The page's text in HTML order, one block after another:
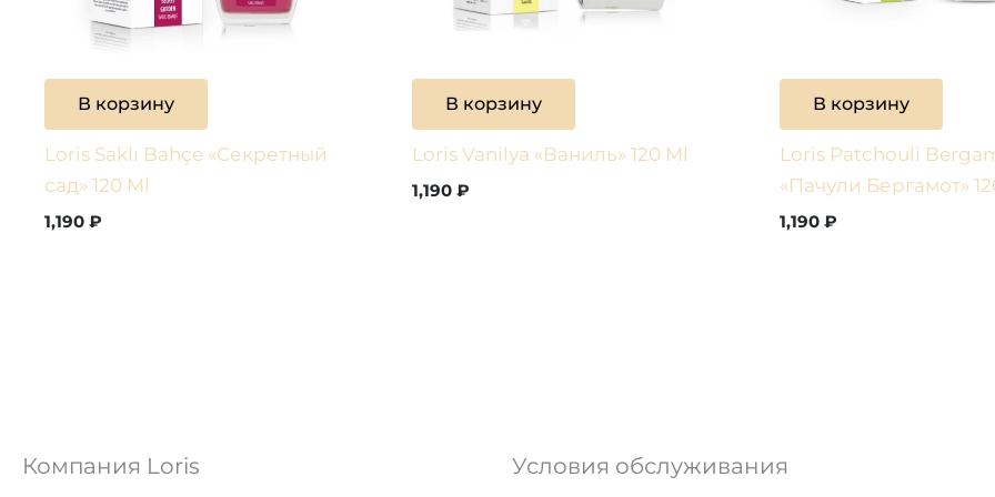
В корзину
Loris Saklı Bahçe «Секретный
сад» 120 Ml
1,190₽
В корзину
Loris Vanilya «Ваниль» 120 Ml
1,190₽
В корзину
Loris Patchouli
«Пачули Бергамот»
1,190₽
Компания Loris Условия обслуживания